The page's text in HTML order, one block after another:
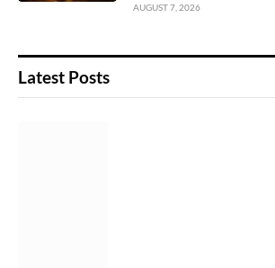
AUGUST 7, 2026
Latest Posts